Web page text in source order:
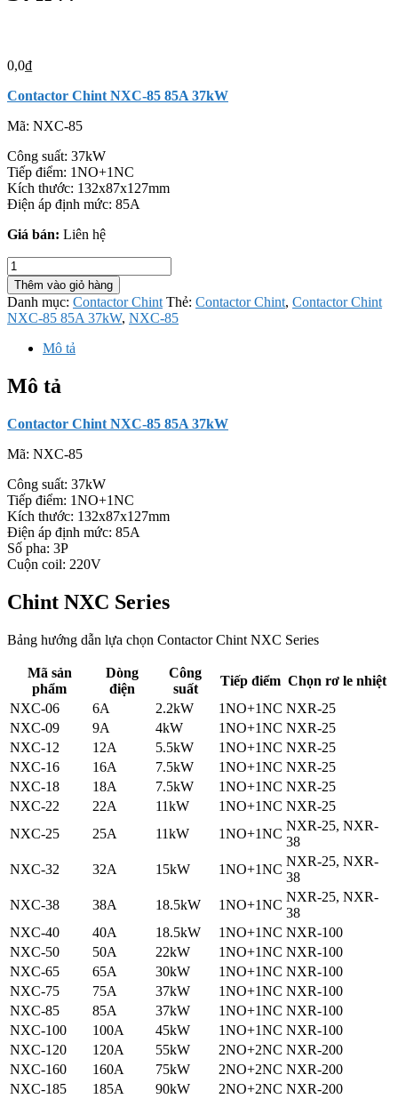
0,0₫
Contactor Chint NXC-85 85A 37kW
Mã: NXC-85
Công suất: 37kW
Tiếp điểm: 1NO+1NC
Kích thước: 132x87x127mm
Điện áp định mức: 85A
Giá bán: Liên hệ
Contactor
Chint
NXC-
85
85A
37kW
lượng
Thêm vào giỏ hàng
Danh mục: Contactor Chint Thẻ: Contactor Chint, Contactor Chint
NXC-85 85A 37kW, NXC-85
Mô tả
Mô tả
Contactor Chint NXC-85 85A 37kW
Mã: NXC-85
Công suất: 37kW
Tiếp điểm: 1NO+1NC
Kích thước: 132x87x127mm
Điện áp định mức: 85A
Số pha: 3P
Cuộn coil: 220V
Chint NXC Series
Bảng hướng dẫn lựa chọn Contactor Chint NXC Series
Mã sản
phẩm
Dòng
điện
Công
suất
Tiếp điểm Chọn rơ le nhiệt
NXC-06
6A 2.2kW 1NO+1NC NXR-25
NXC-09
9A 4kW 1NO+1NC NXR-25
NXC-12
12A 5.5kW 1NO+1NC NXR-25
NXC-16
16A 7.5kW 1NO+1NC NXR-25
NXC-18
18A 7.5kW 1NO+1NC NXR-25
NXC-22
22A 11kW 1NO+1NC NXR-25
NXC-25
25A 11kW 1NO+1NC
NXR-25, NXR-
38
NXC-32
32A 15kW 1NO+1NC
NXR-25, NXR-
38
NXC-38
38A 18.5kW 1NO+1NC
NXR-25, NXR-
38
NXC-40
40A 18.5kW 1NO+1NC NXR-100
NXC-50
50A 22kW 1NO+1NC NXR-100
NXC-65
65A 30kW 1NO+1NC NXR-100
NXC-75
75A 37kW 1NO+1NC NXR-100
NXC-85
85A 37kW 1NO+1NC NXR-100
NXC-100
100A 45kW 1NO+1NC NXR-100
NXC-120
120A 55kW 2NO+2NC NXR-200
NXC-160
160A 75kW 2NO+2NC NXR-200
NXC-185
185A 90kW 2NO+2NC NXR-200